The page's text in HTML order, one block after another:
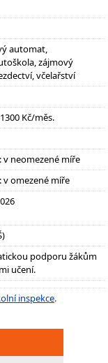
automat,
zájmový
včelařství
Kč/měs.
neomezené míře
omezené míře
podporu žákům
učení.
inspekce.